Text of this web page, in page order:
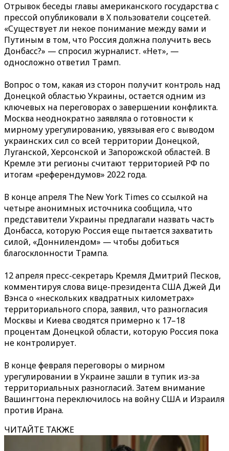
Отрывок беседы главы американского государства с
прессой опубликовали в X пользователи соцсетей.
«Существует ли некое понимание между вами и
Путиным в том, что Россия должна получить весь
Донбасс?» — спросил журналист. «Нет», —
односложно ответил Трамп.
Вопрос о том, какая из сторон получит контроль над
Донецкой областью Украины, остается одним из
ключевых на переговорах о завершении конфликта.
Москва неоднократно заявляла о готовности к
мирному урегулированию, увязывая его с выводом
украинских сил со всей территории Донецкой,
Луганской, Херсонской и Запорожской областей. В
Кремле эти регионы считают территорией РФ по
итогам «референдумов» 2022 года.
В конце апреля The New York Times со ссылкой на
четыре анонимных источника сообщила, что
представители Украины предлагали назвать часть
Донбасса, которую Россия еще пытается захватить
силой, «Доннилендом» — чтобы добиться
благосклонности Трампа.
12 апреля пресс-секретарь Кремля Дмитрий Песков,
комментируя слова вице-президента США Джей Ди
Вэнса о «нескольких квадратных километрах»
территориального спора, заявил, что разногласия
Москвы и Киева сводятся примерно к 17–18
процентам Донецкой области, которую Россия пока
не контролирует.
В конце февраля переговоры о мирном
урегулировании в Украине зашли в тупик из-за
территориальных разногласий. Затем внимание
Вашингтона переключилось на войну США и Израиля
против Ирана.
ЧИТАЙТЕ ТАКЖЕ